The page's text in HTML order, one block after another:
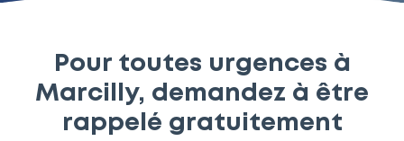
Pour toutes urgences à
Marcilly, demandez à être
rappelé gratuitement